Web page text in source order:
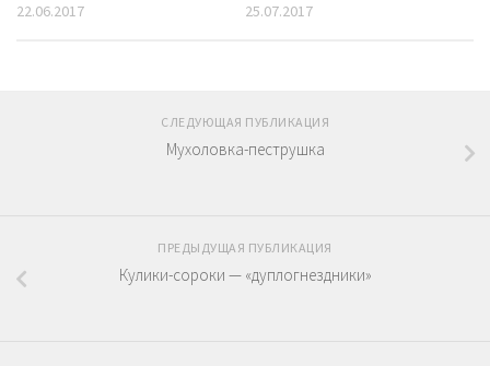
22.06.2017 25.07.2017
СЛЕДУЮЩАЯ ПУБЛИКАЦИЯ
Мухоловка-пеструшка
ПРЕДЫДУЩАЯ ПУБЛИКАЦИЯ
Кулики-сороки — «дуплогнездники»